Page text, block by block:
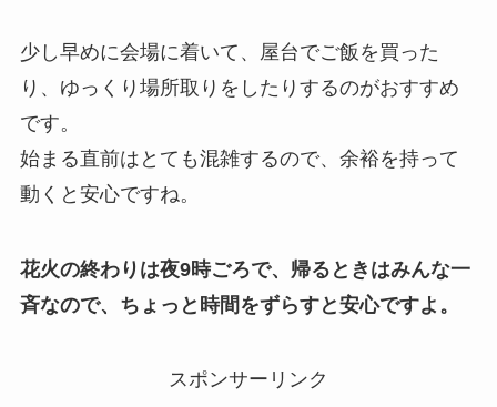
少し早めに会場に着いて、屋台でご飯を買った
り、ゆっくり場所取りをしたりするのがおすすめ
です。
始まる直前はとても混雑するので、余裕を持って
動くと安心ですね。
花火の終わりは夜9時ごろで、帰るときはみんな一
斉なので、ちょっと時間をずらすと安心ですよ。
スポンサーリンク